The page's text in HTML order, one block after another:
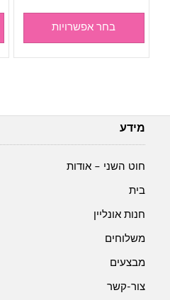
בחר אפשרויות
מידע
חוט השני – אודות
בית
חנות אונליין
משלוחים
מבצעים
צור-קשר